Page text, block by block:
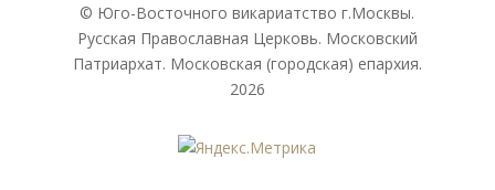
© Юго-Восточного викариатствo г.Москвы.
Русская Православная Церковь. Московский
Патриархат. Московская (городская) епархия.
2026